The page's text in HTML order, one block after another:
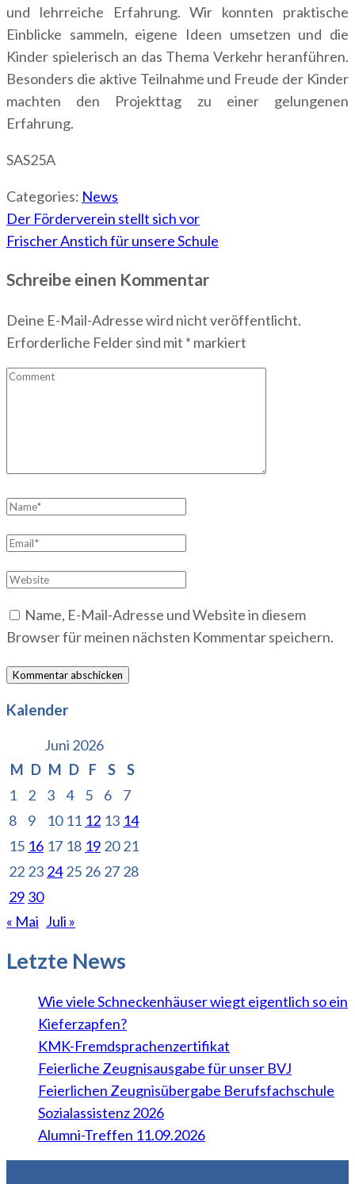
und lehrreiche Erfahrung. Wir konnten praktische
Einblicke sammeln, eigene Ideen umsetzen und die
Kinder spielerisch an das Thema Verkehr heranführen.
Besonders die aktive Teilnahme und Freude der Kinder
machten den Projekttag zu einer gelungenen
Erfahrung.
SAS25A
Categories: News
Beitragsnavigation
Der Förderverein stellt sich vor
Frischer Anstich für unsere Schule
Schreibe einen Kommentar
Deine E-Mail-Adresse wird nicht veröffentlicht.
Erforderliche Felder sind mit * markiert
Comment
Name*
Email*
Website
Name, E-Mail-Adresse und Website in diesem
Browser für meinen nächsten Kommentar speichern.
Kalender
Juni 2026
M D M D F S
S
1
2 3 4 5 6
7
8
9 10 11 12 13 14
15 16 17 18 19 20 21
22 23 24 25 26 27 28
29 30
« Mai Juli »
Letzte News
Wie viele Schneckenhäuser wiegt eigentlich so ein
Kieferzapfen?
KMK-Fremdsprachenzertifikat
Feierliche Zeugnisausgabe für unser BVJ
Feierlichen Zeugnisübergabe Berufsfachschule
Sozialassistenz 2026
Alumni-Treffen 11.09.2026